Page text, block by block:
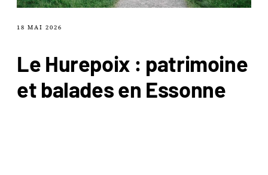
18 MAI 2026
Le Hurepoix : patrimoine
et balades en Essonne